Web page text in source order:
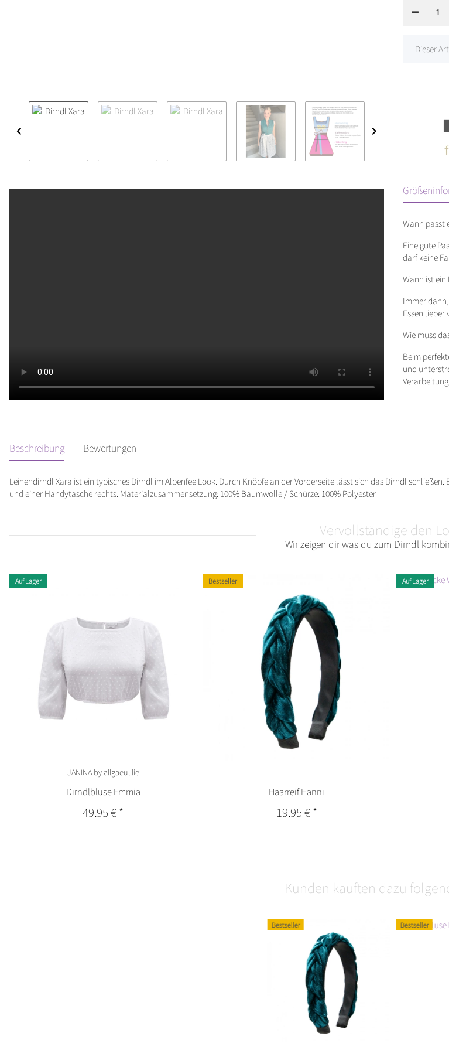
xDieser
Wann passt
Eine gute
darf keine
Wann ist ein
Immer
Essen lieber
Wie muss
Beim
und
Beschreibung Bewertungen
Leinendirndl Xara ist ein typisches Dirndl im Alpenfee Look. Durch Knöpfe an der Vorderseite lässt sich das Dirndl
und einer Handytasche rechts. Materialzusammensetzung: 100% Baumwolle / Schürze: 100% Polyester
Vervollständige den
Wir zeigen dir was du zum Dirndl
Auf Lager
JANINA by allgaeulilie
Dirndlbluse Emmia
49,95 €*
Bestseller
Haarreif Hanni
19,95 €*
Auf Lager
Kunden kauften dazu
Bestseller Bestseller